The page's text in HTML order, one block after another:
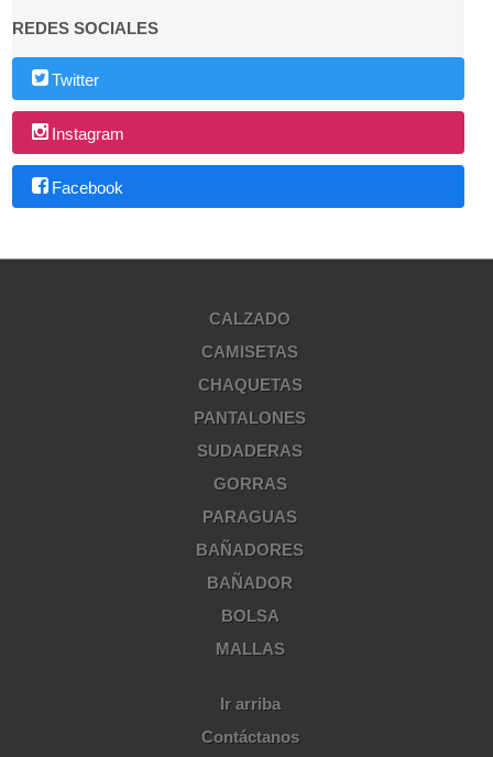
REDES SOCIALES
Twitter
Instagram
Facebook
CALZADO
CAMISETAS
CHAQUETAS
PANTALONES
SUDADERAS
GORRAS
PARAGUAS
BAÑADORES
BAÑADOR
BOLSA
MALLAS
Ir arriba
Contáctanos